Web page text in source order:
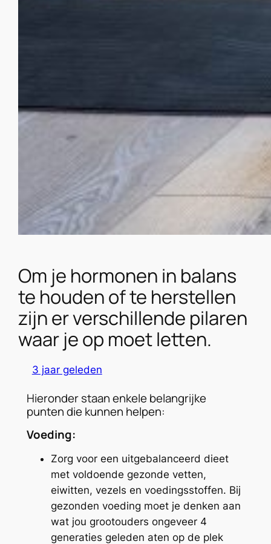
Om je hormonen in balans
te houden of te herstellen
zijn er verschillende pilaren
waar je op moet letten.
3 jaar geleden
Hieronder staan enkele belangrijke
punten die kunnen helpen:
Voeding:
Zorg voor een uitgebalanceerd dieet
met voldoende gezonde vetten,
eiwitten, vezels en voedingsstoffen. Bij
gezonden voeding moet je denken aan
wat jou grootouders ongeveer 4
generaties geleden aten op de plek